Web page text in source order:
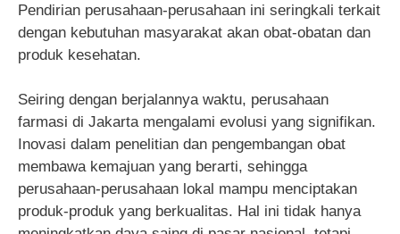
Pendirian perusahaan-perusahaan ini seringkali terkait
dengan kebutuhan masyarakat akan obat-obatan dan
produk kesehatan.
Seiring dengan berjalannya waktu, perusahaan
farmasi di Jakarta mengalami evolusi yang signifikan.
Inovasi dalam penelitian dan pengembangan obat
membawa kemajuan yang berarti, sehingga
perusahaan-perusahaan lokal mampu menciptakan
produk-produk yang berkualitas. Hal ini tidak hanya